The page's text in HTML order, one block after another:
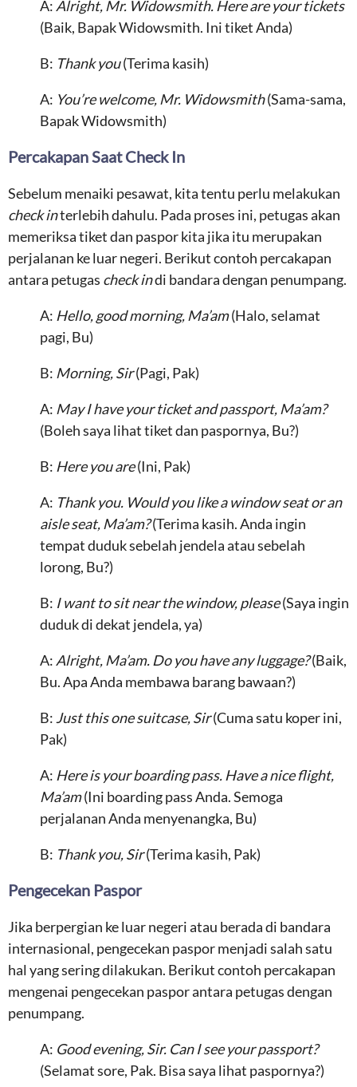
A: Alright, Mr. Widowsmith. Here are your tickets
(Baik, Bapak Widowsmith. Ini tiket Anda)
B: Thank you(Terima kasih)
A: You’re welcome, Mr. Widowsmith(Sama-sama,
Bapak Widowsmith)
Percakapan Saat Check In
Sebelum menaiki pesawat, kita tentu perlu melakukan
check interlebih dahulu. Pada proses ini, petugas akan
memeriksa tiket dan paspor kita jika itu merupakan
perjalanan ke luar negeri. Berikut contoh percakapan
antara petugas check indi bandara dengan penumpang.
A: Hello, good morning, Ma’am(Halo, selamat
pagi, Bu)
B: Morning, Sir(Pagi, Pak)
A: May I have your ticket and passport, Ma’am?
(Boleh saya lihat tiket dan paspornya, Bu?)
B: Here you are(Ini, Pak)
A: Thank you. Would you like a window seat or an
aisle seat, Ma’am?(Terima kasih. Anda ingin
tempat duduk sebelah jendela atau sebelah
lorong, Bu?)
B: I want to sit near the window, please(Saya ingin
duduk di dekat jendela, ya)
A: Alright, Ma’am. Do you have any luggage?(Baik,
Bu. Apa Anda membawa barang bawaan?)
B: Just this one suitcase, Sir(Cuma satu koper ini,
Pak)
A: Here is your boarding pass. Have a nice flight,
Ma’am(Ini boarding pass Anda. Semoga
perjalanan Anda menyenangka, Bu)
B: Thank you, Sir(Terima kasih, Pak)
Pengecekan Paspor
Jika berpergian ke luar negeri atau berada di bandara
internasional, pengecekan paspor menjadi salah satu
hal yang sering dilakukan. Berikut contoh percakapan
mengenai pengecekan paspor antara petugas dengan
penumpang.
A: Good evening, Sir. Can I see your passport?
(Selamat sore, Pak. Bisa saya lihat paspornya?)